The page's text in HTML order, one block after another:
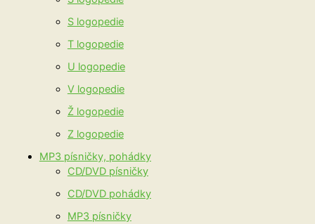
S logopedie
T logopedie
U logopedie
V logopedie
Ž logopedie
Z logopedie
MP3 písničky, pohádky
CD/DVD písničky
CD/DVD pohádky
MP3 písničky